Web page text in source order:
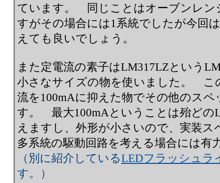
ています。 同じことはオーブンレン
すがその場合には1系統でしたが今回
えても良いでしょう。
また定電流の素子はLM317LZという
小さなサイズの物を使いました。 こ
流を100mAに抑えた物でその他のス
す。 最大100mAということは殆どの
えますし、外形が小さいので、実装
多系統の駆動回路を考える場合には有
（別に紹介しているLEDフラッシュラ
す。）